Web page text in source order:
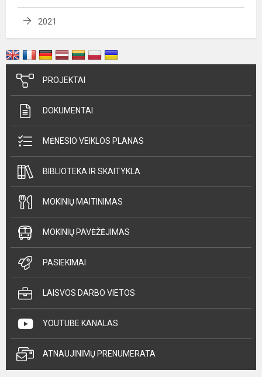
2021
PROJEKTAI
DOKUMENTAI
MĖNESIO VEIKLOS PLANAS
BIBLIOTEKA IR SKAITYKLA
MOKINIŲ MAITINIMAS
MOKINIŲ PAVĖŽĖJIMAS
PASIEKIMAI
LAISVOS DARBO VIETOS
YOUTUBE KANALAS
ATNAUJINIMŲ PRENUMERATA